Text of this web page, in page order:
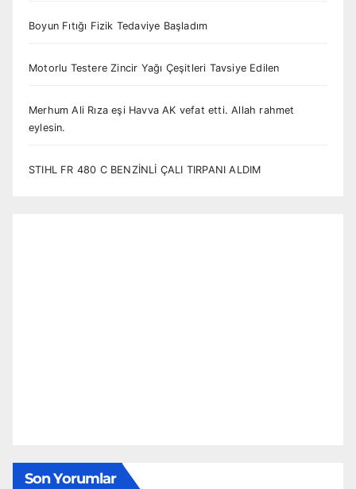
Boyun Fıtığı Fizik Tedaviye Başladım
Motorlu Testere Zincir Yağı Çeşitleri Tavsiye Edilen
Merhum Ali Rıza eşi Havva AK vefat etti. Allah rahmet
eylesin.
STIHL FR 480 C BENZİNLİ ÇALI TIRPANI ALDIM
Son Yorumlar